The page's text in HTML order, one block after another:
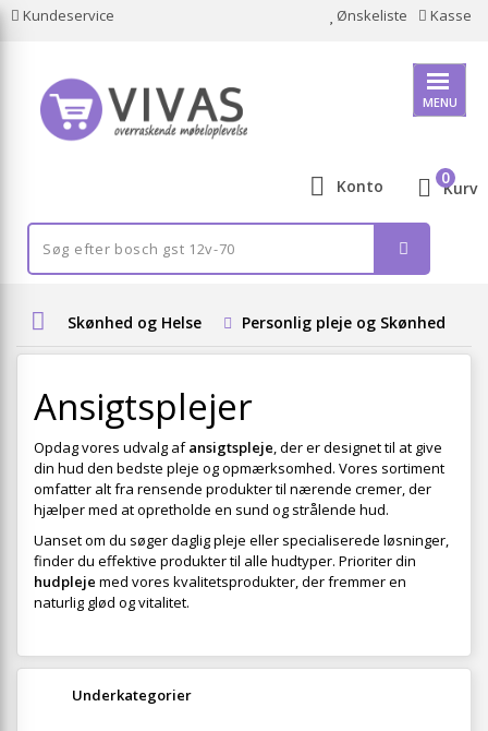
Kundeservice Ønskeliste Kasse
MENU
Konto Kurv
0
Skønhed og Helse Personlig pleje og Skønhed
Ansigtsplejer
Opdag vores udvalg afansigtspleje, der er designet til at give
din hud den bedste pleje og opmærksomhed. Vores sortiment
omfatter alt fra rensende produkter til nærende cremer, der
hjælper med at opretholde en sund og strålende hud.
Uanset om du søger daglig pleje eller specialiserede løsninger,
finder du effektive produkter til alle hudtyper. Prioriter din
hudpleje med vores kvalitetsprodukter, der fremmer en
naturlig glød og vitalitet.
Underkategorier